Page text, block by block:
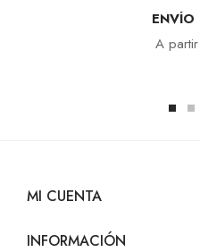
ENVÍO
A
MI CUENTA
INFORMACIÓN